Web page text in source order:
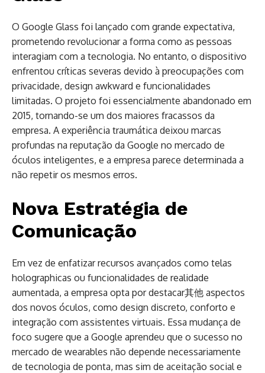
O Google Glass foi lançado com grande expectativa,
prometendo revolucionar a forma como as pessoas
interagiam com a tecnologia. No entanto, o dispositivo
enfrentou críticas severas devido à preocupações com
privacidade, design awkward e funcionalidades
limitadas. O projeto foi essencialmente abandonado em
2015, tornando-se um dos maiores fracassos da
empresa. A experiência traumática deixou marcas
profundas na reputação da Google no mercado de
óculos inteligentes, e a empresa parece determinada a
não repetir os mesmos erros.
Nova Estratégia de
Comunicação
Em vez de enfatizar recursos avançados como telas
holographicas ou funcionalidades de realidade
aumentada, a empresa opta por destacar其他 aspectos
dos novos óculos, como design discreto, conforto e
integração com assistentes virtuais. Essa mudança de
foco sugere que a Google aprendeu que o sucesso no
mercado de wearables não depende necessariamente
de tecnologia de ponta, mas sim de aceitação social e